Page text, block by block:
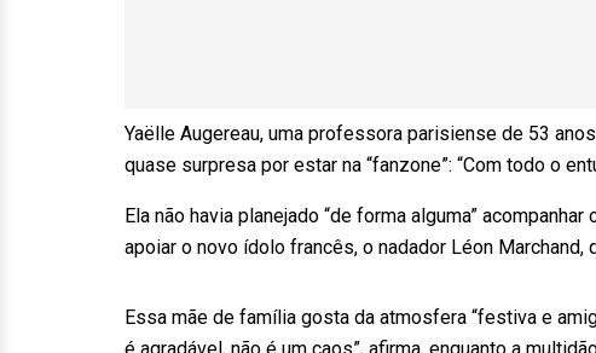
Yaëlle Augereau, uma professora parisiense de 53
quase surpresa por estar na “fanzone”: “Com todo o
Ela não havia planejado “de forma alguma”
apoiar o novo ídolo francês, o nadador Léon
Essa mãe de família gosta da atmosfera “festiva e